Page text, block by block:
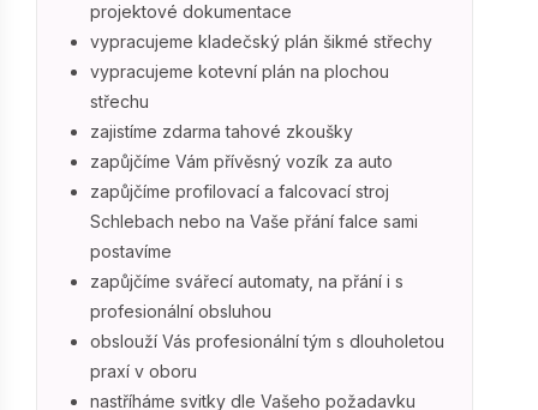
projektové dokumentace
vypracujeme kladečský plán šikmé střechy
vypracujeme kotevní plán na plochou
střechu
zajistíme zdarma tahové zkoušky
zapůjčíme Vám přívěsný vozík za auto
zapůjčíme profilovací a falcovací stroj
Schlebach nebo na Vaše přání falce sami
postavíme
zapůjčíme svářecí automaty, na přání i s
profesionální obsluhou
obslouží Vás profesionální tým s dlouholetou
praxí v oboru
nastříháme svitky dle Vašeho požadavku